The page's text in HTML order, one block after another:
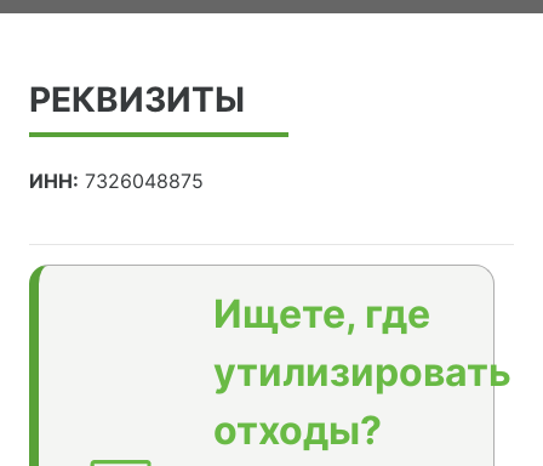
РЕКВИЗИТЫ
ИНН: 7326048875
Ищете, где
утилизировать
отходы?